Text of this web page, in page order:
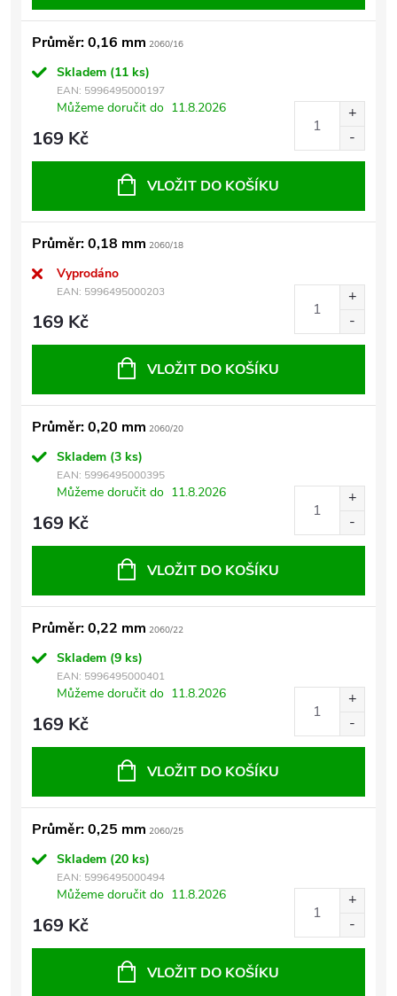
Průměr: 0,16 mm 2060/16
Skladem (11 ks)
EAN: 5996495000197
Můžeme doručit do 11.8.2026
169 Kč
VLOŽIT DO KOŠÍKU
Průměr: 0,18 mm 2060/18
Vyprodáno
EAN: 5996495000203
169 Kč
VLOŽIT DO KOŠÍKU
Průměr: 0,20 mm 2060/20
Skladem (3 ks)
EAN: 5996495000395
Můžeme doručit do 11.8.2026
169 Kč
VLOŽIT DO KOŠÍKU
Průměr: 0,22 mm 2060/22
Skladem (9 ks)
EAN: 5996495000401
Můžeme doručit do 11.8.2026
169 Kč
VLOŽIT DO KOŠÍKU
Průměr: 0,25 mm 2060/25
Skladem (20 ks)
EAN: 5996495000494
Můžeme doručit do 11.8.2026
169 Kč
VLOŽIT DO KOŠÍKU